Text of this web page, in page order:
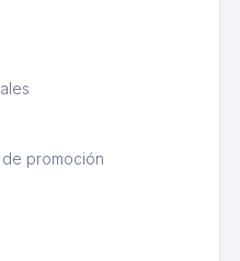
promoción